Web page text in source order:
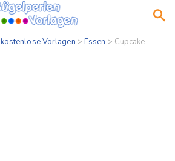
kostenlose Vorlagen > Essen > Cupcake